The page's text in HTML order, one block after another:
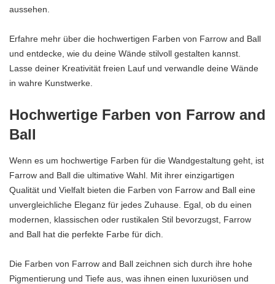
aussehen.
Erfahre mehr über die hochwertigen Farben von Farrow and Ball
und entdecke, wie du deine Wände stilvoll gestalten kannst.
Lasse deiner Kreativität freien Lauf und verwandle deine Wände
in wahre Kunstwerke.
Hochwertige Farben von Farrow and
Ball
Wenn es um hochwertige Farben für die Wandgestaltung geht, ist
Farrow and Ball die ultimative Wahl. Mit ihrer einzigartigen
Qualität und Vielfalt bieten die Farben von Farrow and Ball eine
unvergleichliche Eleganz für jedes Zuhause. Egal, ob du einen
modernen, klassischen oder rustikalen Stil bevorzugst, Farrow
and Ball hat die perfekte Farbe für dich.
Die Farben von Farrow and Ball zeichnen sich durch ihre hohe
Pigmentierung und Tiefe aus, was ihnen einen luxuriösen und